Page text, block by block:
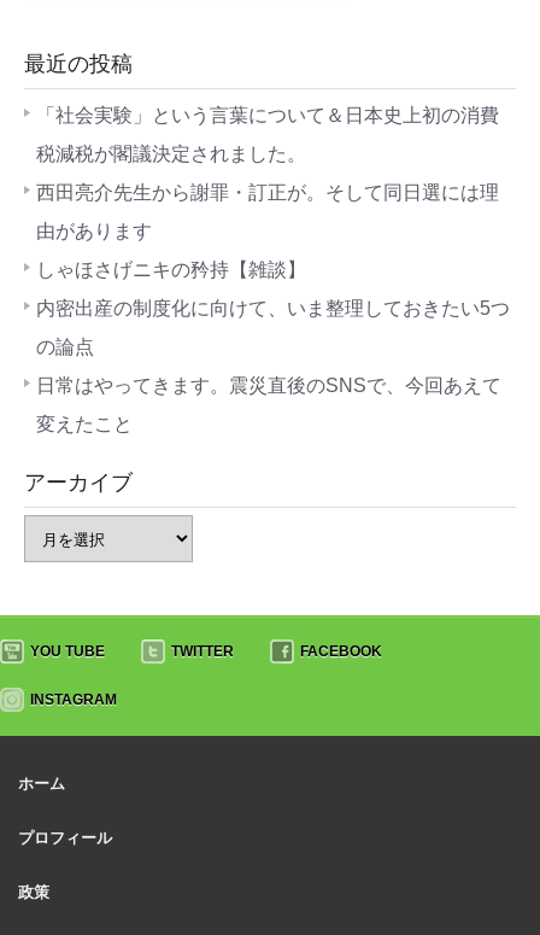
最近の投稿
「社会実験」という言葉について＆日本史上初の消費
税減税が閣議決定されました。
西田亮介先生から謝罪・訂正が。そして同日選には理
由があります
しゃほさげニキの矜持【雑談】
内密出産の制度化に向けて、いま整理しておきたい5つ
の論点
日常はやってきます。震災直後のSNSで、今回あえて
変えたこと
アーカイブ
YOU TUBE TWITTER FACEBOOK
INSTAGRAM
ホーム
プロフィール
政策